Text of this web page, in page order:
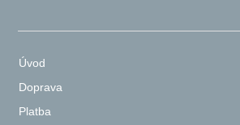
Úvod
Doprava
Platba